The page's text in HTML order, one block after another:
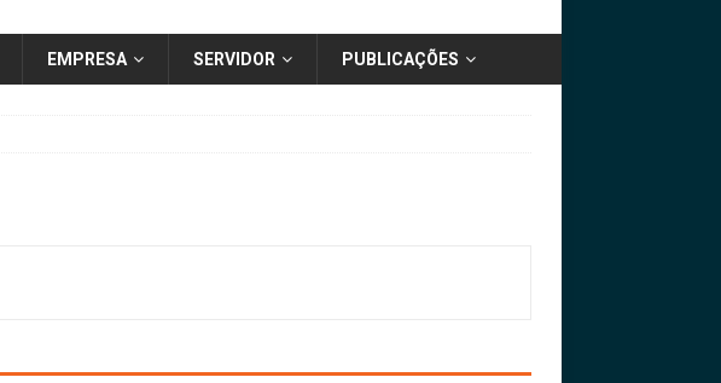
EMPRESA SERVIDOR PUBLICAÇÕES